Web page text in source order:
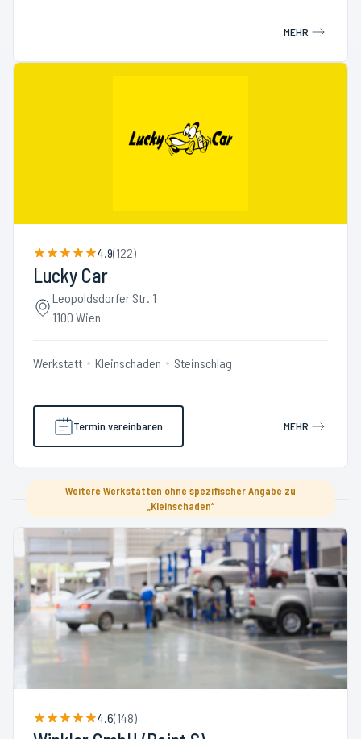
MEHR
4.9(122)
Lucky Car
Leopoldsdorfer Str. 1
1100 Wien
Werkstatt Kleinschaden Steinschlag
Termin vereinbaren MEHR
Weitere Werkstätten ohne spezifischer Angabe zu
„Kleinschaden“
4.6(148)